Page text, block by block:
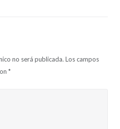
no será publicada. Los campos
*